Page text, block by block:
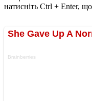
натисніть Ctrl + Enter,